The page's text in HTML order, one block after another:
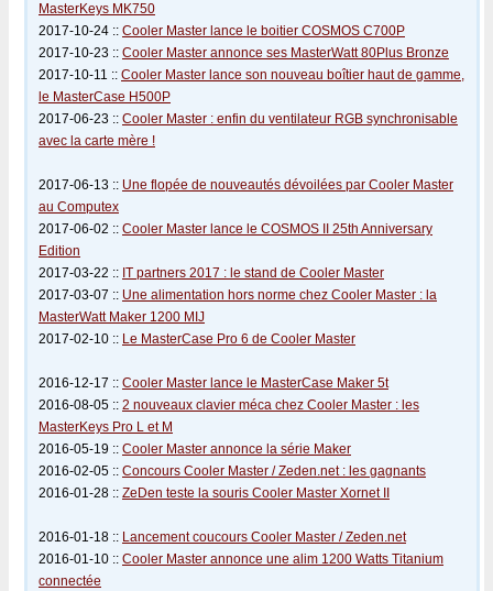
MasterKeys MK750
2017-10-24 :: Cooler Master lance le boitier COSMOS C700P
2017-10-23 :: Cooler Master annonce ses MasterWatt 80Plus Bronze
2017-10-11 :: Cooler Master lance son nouveau boîtier haut de gamme,
le MasterCase H500P
2017-06-23 :: Cooler Master : enfin du ventilateur RGB synchronisable
avec la carte mère !
2017-06-13 :: Une flopée de nouveautés dévoilées par Cooler Master
au Computex
2017-06-02 :: Cooler Master lance le COSMOS II 25th Anniversary
Edition
2017-03-22 :: IT partners 2017 : le stand de Cooler Master
2017-03-07 :: Une alimentation hors norme chez Cooler Master : la
MasterWatt Maker 1200 MIJ
2017-02-10 :: Le MasterCase Pro 6 de Cooler Master
2016-12-17 :: Cooler Master lance le MasterCase Maker 5t
2016-08-05 :: 2 nouveaux clavier méca chez Cooler Master : les
MasterKeys Pro L et M
2016-05-19 :: Cooler Master annonce la série Maker
2016-02-05 :: Concours Cooler Master / Zeden.net : les gagnants
2016-01-28 :: ZeDen teste la souris Cooler Master Xornet II
2016-01-18 :: Lancement coucours Cooler Master / Zeden.net
2016-01-10 :: Cooler Master annonce une alim 1200 Watts Titanium
connectée